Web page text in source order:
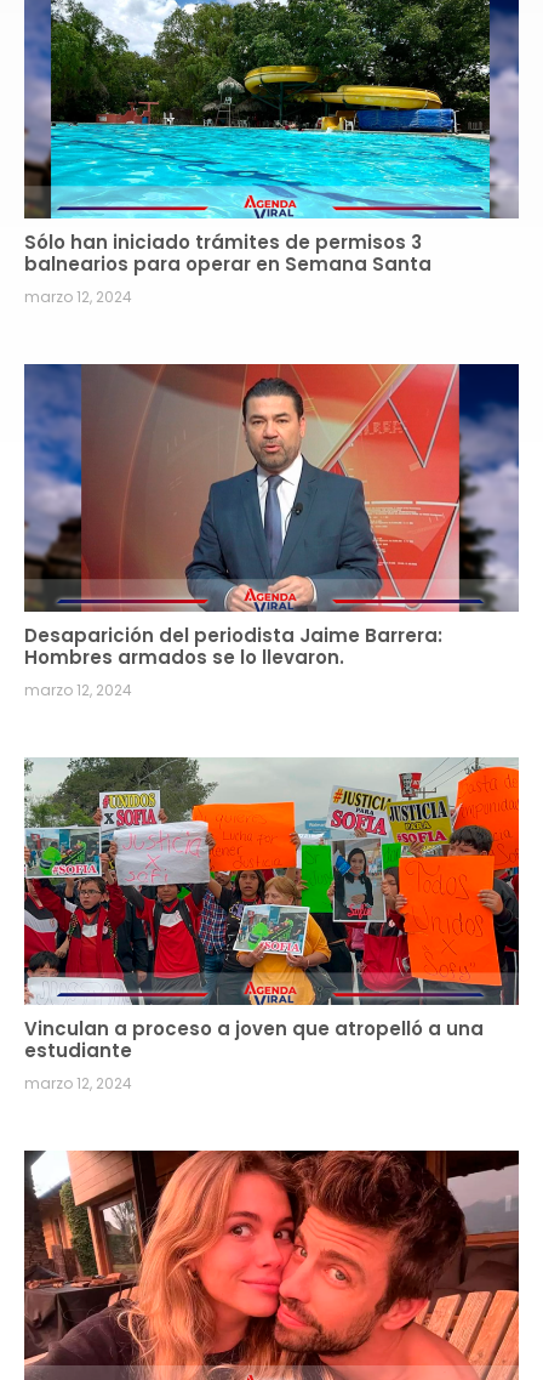
Sólo han iniciado trámites de permisos 3
balnearios para operar en Semana Santa
marzo 12, 2024
Desaparición del periodista Jaime Barrera:
Hombres armados se lo llevaron.
marzo 12, 2024
Vinculan a proceso a joven que atropelló a una
estudiante
marzo 12, 2024